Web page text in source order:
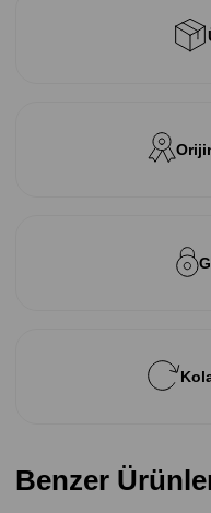
Benzer